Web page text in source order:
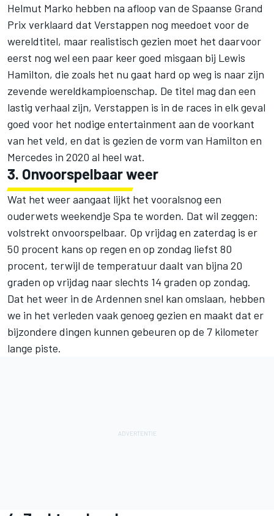
Helmut Marko hebben na afloop van de Spaanse Grand
Prix verklaard dat Verstappen nog meedoet voor de
wereldtitel, maar realistisch gezien moet het daarvoor
eerst nog wel een paar keer goed misgaan bij Lewis
Hamilton, die zoals het nu gaat hard op weg is naar zijn
zevende wereldkampioenschap. De titel mag dan een
lastig verhaal zijn, Verstappen is in de races in elk geval
goed voor het nodige entertainment aan de voorkant
van het veld, en dat is gezien de vorm van Hamilton en
Mercedes in 2020 al heel wat.
3. Onvoorspelbaar weer
Wat het weer aangaat lijkt het vooralsnog een
ouderwets weekendje Spa te worden. Dat wil zeggen:
volstrekt onvoorspelbaar. Op vrijdag en zaterdag is er
50 procent kans op regen en op zondag liefst 80
procent, terwijl de temperatuur daalt van bijna 20
graden op vrijdag naar slechts 14 graden op zondag.
Dat het weer in de Ardennen snel kan omslaan, hebben
we in het verleden vaak genoeg gezien en maakt dat er
bijzondere dingen kunnen gebeuren op de 7 kilometer
lange piste.